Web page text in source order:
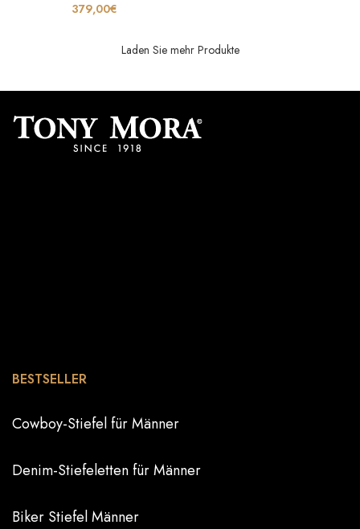
379,00€
Laden Sie mehr Produkte
BESTSELLER
Cowboy-Stiefel für Männer
Denim-Stiefeletten für Männer
Biker Stiefel Männer